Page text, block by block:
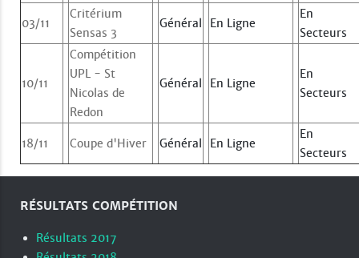
03/11
Critérium
Sensas 3
Général En Ligne
En
Secteurs
10/11
Compétition
UPL - St
Nicolas de
Redon
Général En Ligne
En
Secteurs
18/11 Coupe d'Hiver Général En Ligne
En
Secteurs
RÉSULTATS COMPÉTITION
Résultats 2017